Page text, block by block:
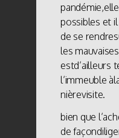
possibles et
de se
les
estd’ailleurs
l’immeuble
nièrevisite.
bien que
de